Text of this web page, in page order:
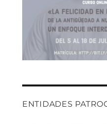
ENTIDADES